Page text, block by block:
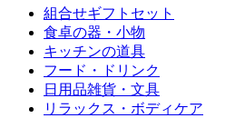
組合せギフトセット
食卓の器・小物
キッチンの道具
フード・ドリンク
日用品雑貨・文具
リラックス・ボディケア